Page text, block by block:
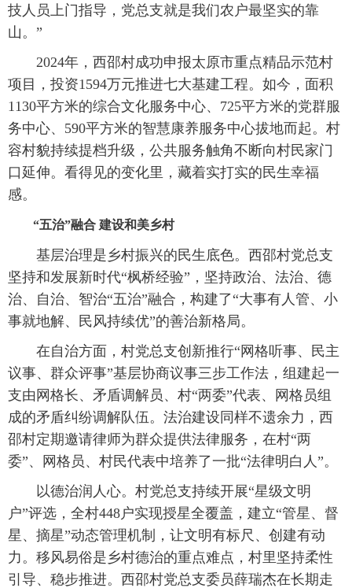
技人员上门指导，党总支就是我们农户最坚实的靠
山。”
2024年，西邵村成功申报太原市重点精品示范村
项目，投资1594万元推进七大基建工程。如今，面积
1130平方米的综合文化服务中心、725平方米的党群服
务中心、590平方米的智慧康养服务中心拔地而起。村
容村貌持续提档升级，公共服务触角不断向村民家门
口延伸。看得见的变化里，藏着实打实的民生幸福
感。
“五治”融合 建设和美乡村
基层治理是乡村振兴的民生底色。西邵村党总支
坚持和发展新时代“枫桥经验”，坚持政治、法治、德
治、自治、智治“五治”融合，构建了“大事有人管、小
事就地解、民风持续优”的善治新格局。
在自治方面，村党总支创新推行“网格听事、民主
议事、群众评事”基层协商议事三步工作法，组建起一
支由网格长、矛盾调解员、村“两委”代表、网格员组
成的矛盾纠纷调解队伍。法治建设同样不遗余力，西
邵村定期邀请律师为群众提供法律服务，在村“两
委”、网格员、村民代表中培养了一批“法律明白人”。
以德治润人心。村党总支持续开展“星级文明
户”评选，全村448户实现授星全覆盖，建立“管星、督
星、摘星”动态管理机制，让文明有标尺、创建有动
力。移风易俗是乡村德治的重点难点，村里坚持柔性
引导、稳步推进。西邵村党总支委员薛瑞杰在长期走